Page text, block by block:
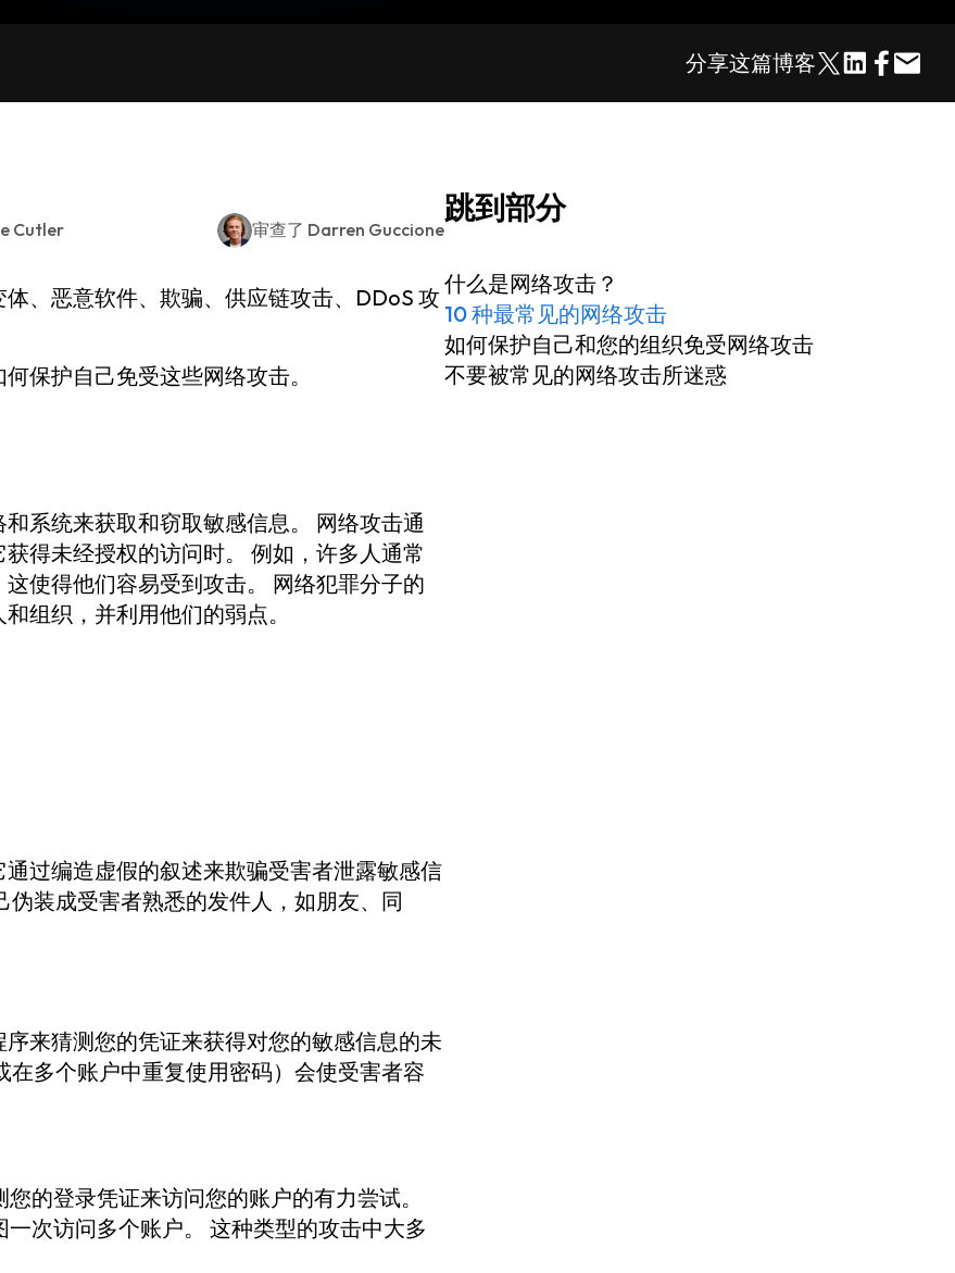
分享这篇博客
Cutler 审查了 Darren Guccione
、恶意软件、欺骗、供应链攻击、DDoS 攻
保护自己免受这些网络攻击。
系统来获取和窃取敏感信息。 网络攻击通
得未经授权的访问时。 例如，许多人通常
这使得他们容易受到攻击。 网络犯罪分子的
组织，并利用他们的弱点。
通过编造虚假的叙述来欺骗受害者泄露敏感信
装成受害者熟悉的发件人，如朋友、同
来猜测您的凭证来获得对您的敏感信息的未
在多个账户中重复使用密码）会使受害者容
的登录凭证来访问您的账户的有力尝试。
次访问多个账户。 这种类型的攻击中大多
跳到部分
什么是网络攻击？
10 种最常见的网络攻击
如何保护自己和您的组织免受网络攻击
不要被常见的网络攻击所迷惑